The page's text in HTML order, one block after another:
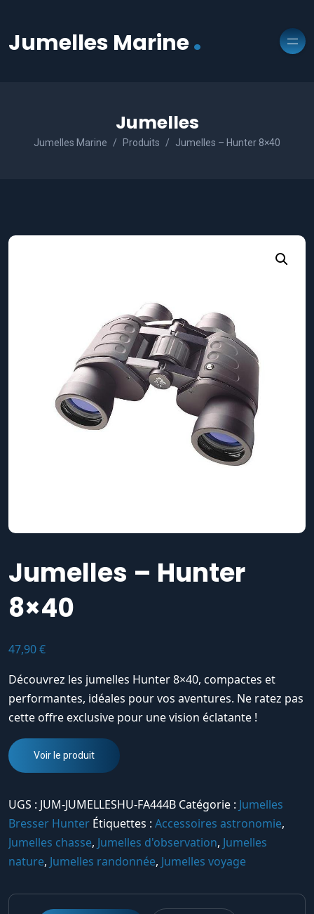
Jumelles Marine.
Jumelles
Jumelles Marine Produits Jumelles – Hunter 8×40
Jumelles – Hunter
8×40
47,90€
Découvrez les jumelles Hunter 8×40, compactes et
performantes, idéales pour vos aventures. Ne ratez pas
cette offre exclusive pour une vision éclatante !
Voir le produit
UGS : JUM-JUMELLESHU-FA444B Catégorie : Jumelles
Bresser Hunter Étiquettes : Accessoires astronomie,
Jumelles chasse, Jumelles d'observation, Jumelles
nature, Jumelles randonnée, Jumelles voyage